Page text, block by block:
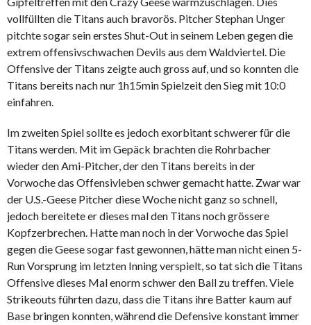
vollfüllten die Titans auch bravorös. Pitcher Stephan Unger
pitchte sogar sein erstes Shut-Out in seinem Leben gegen die
extrem offensivschwachen Devils aus dem Waldviertel. Die
Offensive der Titans zeigte auch gross auf, und so konnten die
Titans bereits nach nur 1h15min Spielzeit den Sieg mit 10:0
einfahren.
Im zweiten Spiel sollte es jedoch exorbitant schwerer für die
Titans werden. Mit im Gepäck brachten die Rohrbacher
wieder den Ami-Pitcher, der den Titans bereits in der
Vorwoche das Offensivleben schwer gemacht hatte. Zwar war
der U.S.-Geese Pitcher diese Woche nicht ganz so schnell,
jedoch bereitete er dieses mal den Titans noch grössere
Kopfzerbrechen. Hatte man noch in der Vorwoche das Spiel
gegen die Geese sogar fast gewonnen, hätte man nicht einen 5-
Run Vorsprung im letzten Inning verspielt, so tat sich die Titans
Offensive dieses Mal enorm schwer den Ball zu treffen. Viele
Strikeouts führten dazu, dass die Titans ihre Batter kaum auf
Base bringen konnten, während die Defensive konstant immer